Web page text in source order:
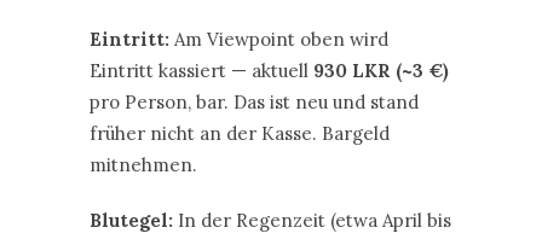
Eintritt: Am Viewpoint oben wird
Eintritt kassiert — aktuell 930 LKR (~3 €)
pro Person, bar. Das ist neu und stand
früher nicht an der Kasse. Bargeld
mitnehmen.
Blutegel: In der Regenzeit (etwa April bis